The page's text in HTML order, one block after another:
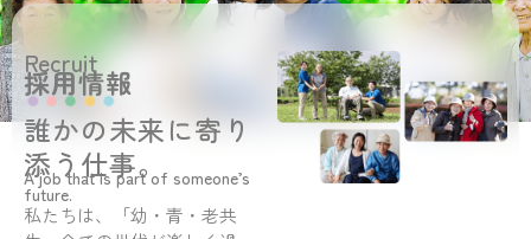
Recruit
採用情報
誰かの未来に寄り
添う仕事。
A job that is part of someone’s
future.
私たちは、「幼・青・老共